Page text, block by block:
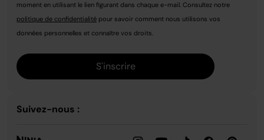
moment en utilisant le lien figurant dans chaque e-mail. Consultez notre
politique de confidentialité pour savoir comment nous utilisons vos
données personnelles et connaître vos droits.
S'inscrire
Suivez-nous :